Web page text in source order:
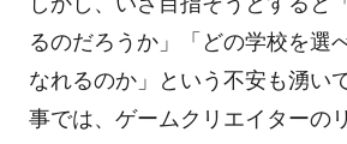
るのだろうか」「どの学校を選
なれるのか」という不安も湧い
事では、ゲームクリエイターの